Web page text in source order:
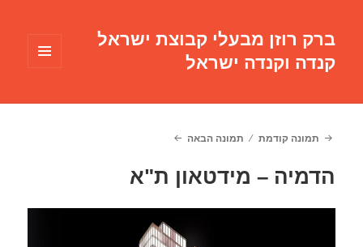
ברק רוזן מבעלי קבוצת ישראל
קנדה וקנדה ישראל
תמונה קודמת תמונה הבאה
הדמיה – מידטאון ת"א